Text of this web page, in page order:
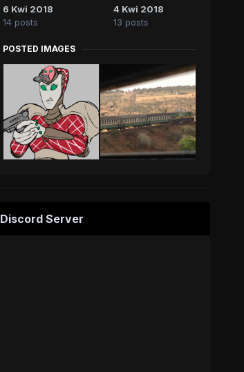
6 Kwi 2018
14 posts
4 Kwi 2018
13 posts
POSTED IMAGES
Discord Server